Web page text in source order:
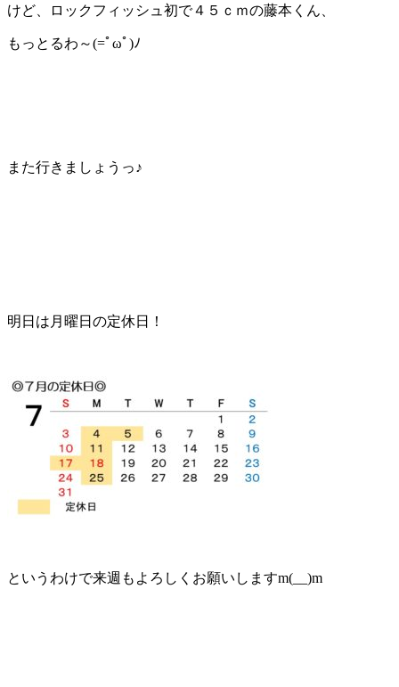
けど、ロックフィッシュ初で４５ｃｍの藤本くん、
もっとるわ～(=ﾟωﾟ)ﾉ
また行きましょうっ♪
明日は月曜日の定休日！
というわけで来週もよろしくお願いしますm(__)m